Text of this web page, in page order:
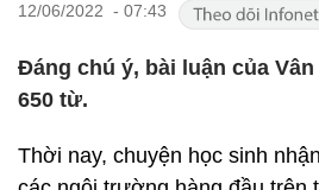
12/06/2022 - 07:43
Đáng chú ý, bài luận của
650 từ.
Thời nay, chuyện học sinh